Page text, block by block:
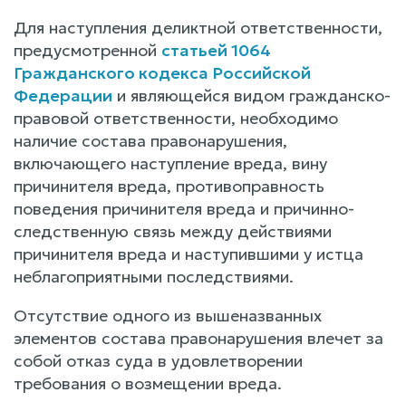
Для наступления деликтной ответственности,
предусмотренной статьей 1064
Гражданского кодекса Российской
Федерации и являющейся видом гражданско-
правовой ответственности, необходимо
наличие состава правонарушения,
включающего наступление вреда, вину
причинителя вреда, противоправность
поведения причинителя вреда и причинно-
следственную связь между действиями
причинителя вреда и наступившими у истца
неблагоприятными последствиями.
Отсутствие одного из вышеназванных
элементов состава правонарушения влечет за
собой отказ суда в удовлетворении
требования о возмещении вреда.